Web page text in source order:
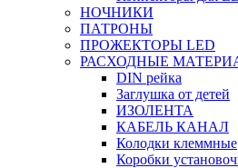
НОЧНИКИ
ПАТРОНЫ
ПРОЖЕКТОРЫ LED
РАСХОДНЫЕ
DIN рейка
Заглушка от детей
ИЗОЛЕНТА
КАБЕЛЬ КАНАЛ
Колодки клеммные
Коробки